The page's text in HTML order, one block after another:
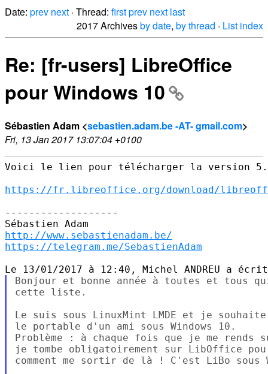
Date: prev next · Thread: firstprev next last
2017 Archivesby date, by thread · List index
Re: [fr-users] LibreOffice
pour Windows 10
Sébastien Adam <sebastien.adam.be -AT- gmail.com>
Fri, 13 Jan 2017 13:07:04 +0100
Voici le lien pour télécharger la version
https://fr.libreoffice.org/download/
-------------------
http://www.sebastienadam.be/
https://telegram.me/SebastienAdam
Bonjour et bonne année à toutes et tous
cette liste.
Le suis sous LinuxMint LMDE et je
le portable d'un ami sous Windows 10.
Problème : à chaque fois que je me rends
je tombe obligatoirement sur LibOffice
comment me sortir de là ! C'est LiBo